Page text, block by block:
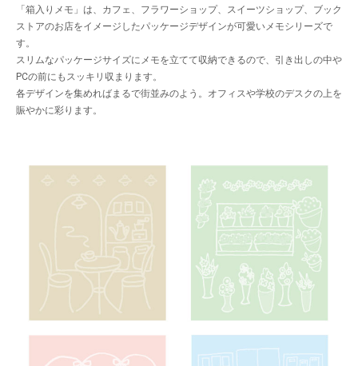
「箱入りメモ」は、カフェ、フラワーショップ、スイーツショップ、ブック
ストアのお店をイメージしたパッケージデザインが可愛いメモシリーズで
す。
スリムなパッケージサイズにメモを立てて収納できるので、引き出しの中や
PCの前にもスッキリ収まります。
各デザインを集めればまるで街並みのよう。オフィスや学校のデスクの上を
賑やかに彩ります。